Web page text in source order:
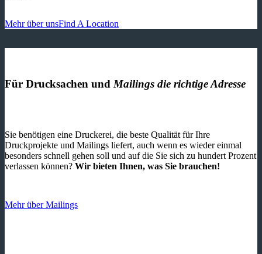
Mehr über unsFind A Location
Für Drucksachen und Mailings die richtige Adresse
Sie benötigen eine Druckerei, die beste ­Qualität für Ihre
Druckprojekte und Mailings liefert, auch wenn es wieder einmal
besonders schnell gehen soll und auf die Sie sich zu hundert Prozent
verlassen können? Wir bieten Ihnen, was Sie brauchen!
Mehr über Mailings